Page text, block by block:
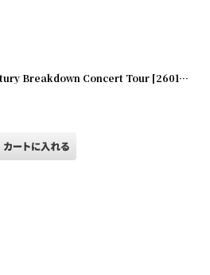
Breakdown Concert Tour [260107-21